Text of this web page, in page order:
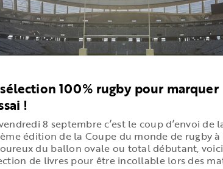
100% rugby pour marquer
!
8 septembre c’est le coup d’envoi de
édition de la Coupe du monde de rugby à
du ballon ovale ou total débutant,
de livres pour être incollable lors des